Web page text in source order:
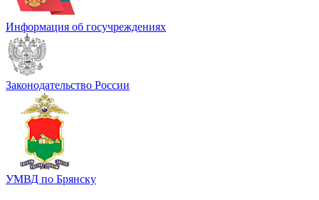
Информация об госучреждениях
Законодательство России
УМВД по Брянску